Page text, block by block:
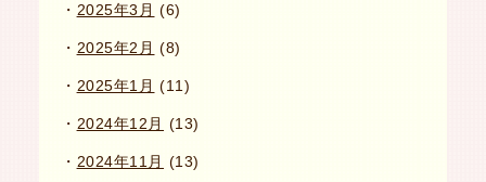
2025年3月 (6)
2025年2月 (8)
2025年1月 (11)
2024年12月 (13)
2024年11月 (13)